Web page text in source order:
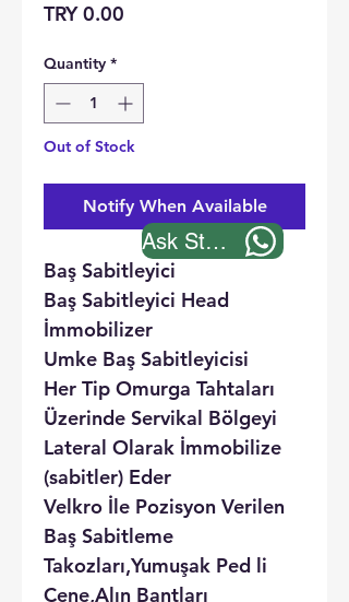
TRY 0.00
Quantity *
Out of Stock
Notify When Available
Baş Sabitleyici
Baş Sabitleyici Head
İmmobilizer
Umke Baş Sabitleyicisi
Her Tip Omurga Tahtaları
Üzerinde Servikal Bölgeyi
Lateral Olarak İmmobilize
(sabitler) Eder
Velkro İle Pozisyon Verilen
Baş Sabitleme
Takozları,Yumuşak Ped li
Çene,Alın Bantları
Ask Stock